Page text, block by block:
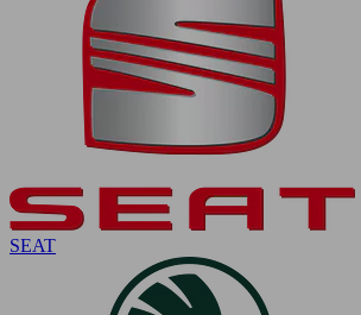
SEAT